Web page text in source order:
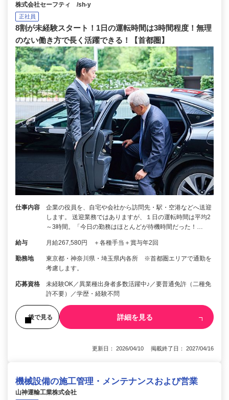
株式会社セーフティ /sh-y
正社員
8割が未経験スタート！1日の運転時間は3時間程度！無理
のない働き方で長く活躍できる！【首都圏】
仕事内容
企業の役員を、自宅や会社から訪問先・駅・空港などへ送迎
します。 送迎業務ではありますが、１日の運転時間は平均2
～3時間。「今日の勤務はほとんどが待機時間だった！…
給与 月給267,580円 ＋各種手当＋賞与年2回
勤務地
東京都・神奈川県・埼玉県内各所 ※首都圏エリアで通勤を
考慮します。
応募資格
未経験OK／異業種出身者多数活躍中♪／要普通免許（二種免
許不要）／学歴・経験不問
後で見る 詳細を見る
更新日： 2026/04/10 掲載終了日： 2027/04/16
機械設備の施工管理・メンテナンスおよび営業
山神運輸工業株式会社